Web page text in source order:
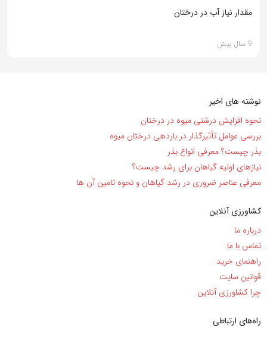
مقدار نیاز آب در درختان
9 سال پیش
نوشته های اخیر
نحوه افزایش درشتی میوه در درختان
بررسی عوامل تأثیرگذار در باردهی درختان میوه
بذر چیست؟ معرفی انواع بذر
نیاز‌های اولیه گیاهان برای رشد چیست؟
معرفی عناصر ضروری در رشد گیاهان و نحوه تامین آن ها
کشاورزی آنلاین
درباره ما
تماس با ما
راهنمای خرید
قوانین سایت
چرا کشاورزی آنلاین
راه‌های ارتباطی